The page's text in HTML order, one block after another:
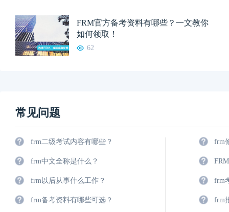
FRM官方备考资料有哪些？一文教你
如何领取！
62
常见问题
frm二级考试内容有哪些？
frm中文全称是什么？
frm以后从事什么工作？
frm备考资料有哪些可选？
frm
frm
frm